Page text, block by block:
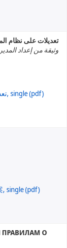
تعديلات على نظام
وثيقة من إعداد
О